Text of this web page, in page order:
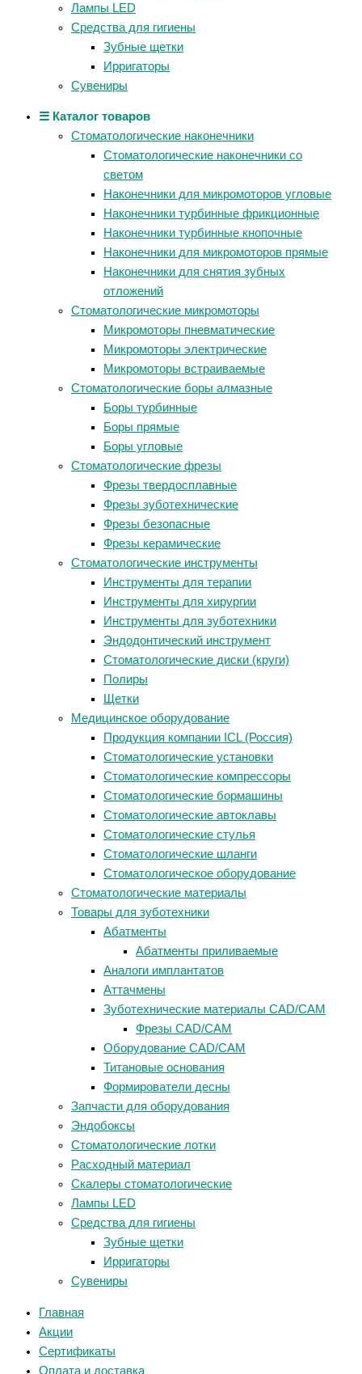
Лампы LED
Средства для гигиены
Зубные щетки
Ирригаторы
Сувениры
☰ Каталог товаров
Стоматологические наконечники
Стоматологические наконечники со
светом
Наконечники для микромоторов угловые
Наконечники турбинные фрикционные
Наконечники турбинные кнопочные
Наконечники для микромоторов прямые
Наконечники для снятия зубных
отложений
Стоматологические микромоторы
Микромоторы пневматические
Микромоторы электрические
Микромоторы встраиваемые
Стоматологические боры алмазные
Боры турбинные
Боры прямые
Боры угловые
Стоматологические фрезы
Фрезы твердосплавные
Фрезы зуботехнические
Фрезы безопасные
Фрезы керамические
Стоматологические инструменты
Инструменты для терапии
Инструменты для хирургии
Инструменты для зуботехники
Эндодонтический инструмент
Стоматологические диски (круги)
Полиры
Щетки
Медицинское оборудование
Продукция компании ICL (Россия)
Стоматологические установки
Стоматологические компрессоры
Стоматологические бормашины
Стоматологические автоклавы
Стоматологические стулья
Стоматологические шланги
Стоматологическое оборудование
Стоматологические материалы
Товары для зуботехники
Абатменты
Абатменты приливаемые
Аналоги имплантатов
Аттачмены
Зуботехнические материалы CAD/CAM
Фрезы CAD/CAM
Оборудование CAD/CAM
Титановые основания
Формирователи десны
Запчасти для оборудования
Эндобоксы
Стоматологические лотки
Расходный материал
Скалеры стоматологические
Лампы LED
Средства для гигиены
Зубные щетки
Ирригаторы
Сувениры
Главная
Акции
Сертификаты
Оплата и доставка